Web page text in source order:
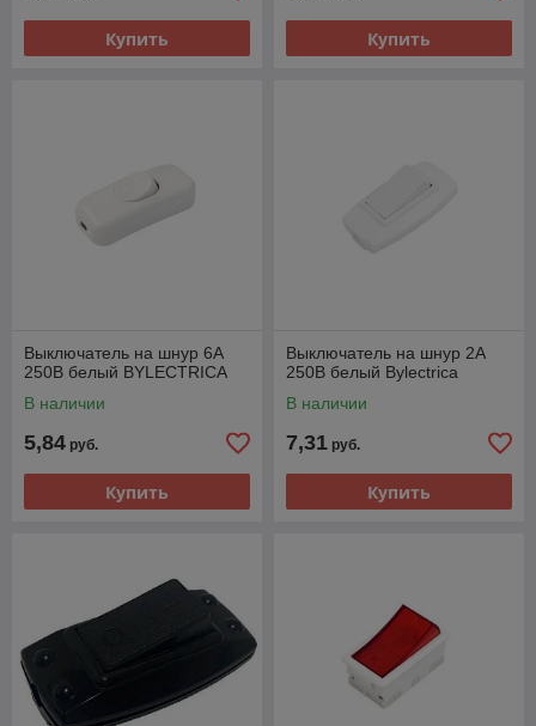
Купить Купить
Выключатель на шнур 6А
250В белый BYLECTRICA
В наличии
5,84 руб.
Купить
Выключатель на шнур 2А
250В белый Bylectrica
В наличии
7,31 руб.
Купить